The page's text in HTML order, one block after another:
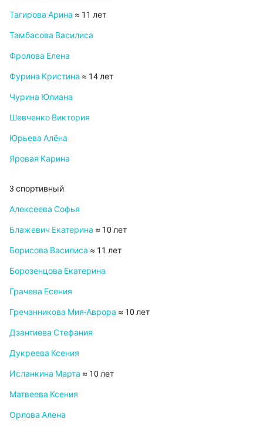
Тагирова Арина ≈ 11 лет
Тамбасова Василиса
Фролова Елена
Фурина Кристина ≈ 14 лет
Чурина Юлиана
Шевченко Виктория
Юрьева Алёна
Яровая Карина
3 спортивный
Алексеева Софья
Блажевич Екатерина ≈ 10 лет
Борисова Василиса ≈ 11 лет
Борозенцова Екатерина
Грачева Есения
Гречанникова Мия-Аврора ≈ 10 лет
Дзантиева Стефания
Дукреева Ксения
Исланкина Марта ≈ 10 лет
Матвеева Ксения
Орлова Алена